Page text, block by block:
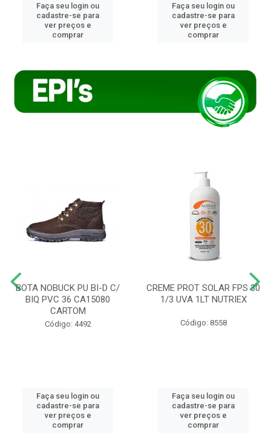
Faça seu login ou
cadastre-se para
ver preços e
comprar
Faça seu login ou
cadastre-se para
ver preços e
comprar
BOTA NOBUCK PU BI-D C/
BIQ PVC 36 CA15080
CARTOM
Código: 4492
Faça seu login ou
cadastre-se para
ver preços e
comprar
CREME PROT SOLAR FPS 30
1/3 UVA 1LT NUTRIEX
Código: 8558
Faça seu login ou
cadastre-se para
ver preços e
comprar